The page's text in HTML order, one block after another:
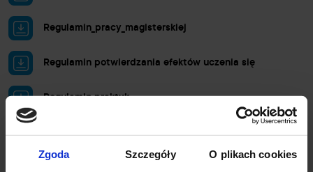
Zgoda Szczegóły O plikach cookies
Regulamin_pracy_magisterskiej
Regulamin potwierdzania efektów uczenia się
Regulamin praktyk
Umowa WSKINOZ 2023/2024